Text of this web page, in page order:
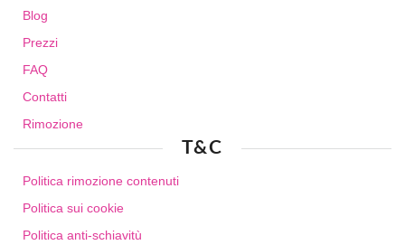
Blog
Prezzi
FAQ
Contatti
Rimozione
T&C
Politica rimozione contenuti
Politica sui cookie
Politica anti-schiavitù